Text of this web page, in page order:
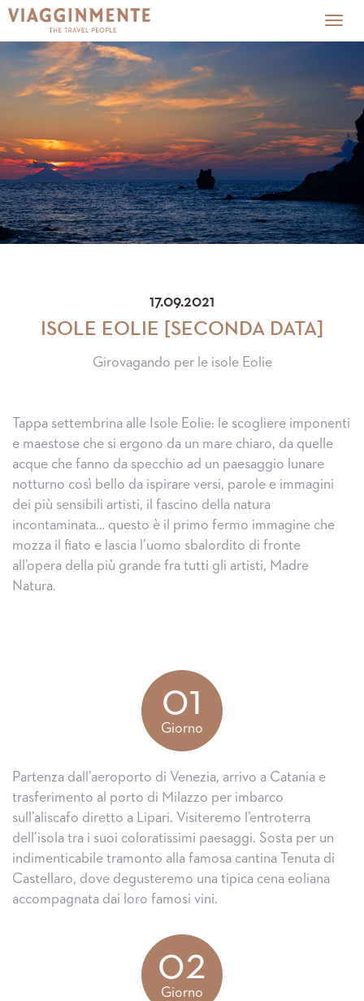
17.09.2021
ISOLE EOLIE [SECONDA DATA]
Girovagando per le isole Eolie
Tappa settembrina alle Isole Eolie: le scogliere imponenti
e maestose che si ergono da un mare chiaro, da quelle
acque che fanno da specchio ad un paesaggio lunare
notturno così bello da ispirare versi, parole e immagini
dei più sensibili artisti, il fascino della natura
incontaminata… questo è il primo fermo immagine che
mozza il fiato e lascia l’uomo sbalordito di fronte
all’opera della più grande fra tutti gli artisti, Madre
Natura.
01
Giorno
Partenza dall’aeroporto di Venezia, arrivo a Catania e
trasferimento al porto di Milazzo per imbarco
sull’aliscafo diretto a Lipari. Visiteremo l’entroterra
dell’isola tra i suoi coloratissimi paesaggi. Sosta per un
indimenticabile tramonto alla famosa cantina Tenuta di
Castellaro, dove degusteremo una tipica cena eoliana
accompagnata dai loro famosi vini.
02
Giorno